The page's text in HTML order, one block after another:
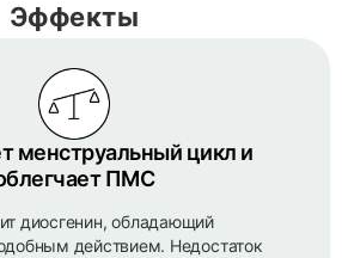
Эффекты
менструальный цикл и
ПМС
диосгенин, обладающий
действием. Недостаток